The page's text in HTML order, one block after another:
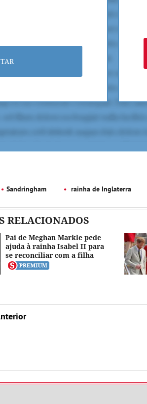
Sandringham rainha de Inglaterra
RELACIONADOS
Pai de Meghan Markle pede
ajuda à rainha Isabel II para
se reconciliar com a filha